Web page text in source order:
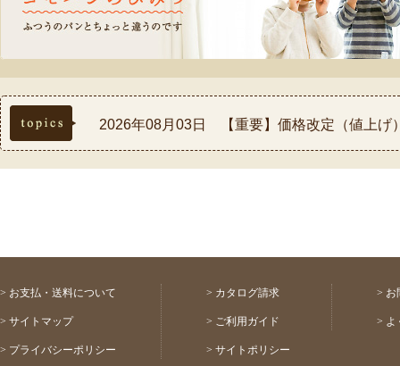
topics
2026年08月03日 【重要】価格改定（値上げ
2026年07月30日 【重要】熊本県熊本地方を
2026年07月17日 ◆お盆休み中の配送スケジ
> お支払・送料について
> サイトマップ
> プライバシーポリシー
> カタログ請求
> ご利用ガイド
> サイトポリシー
> お
> よ